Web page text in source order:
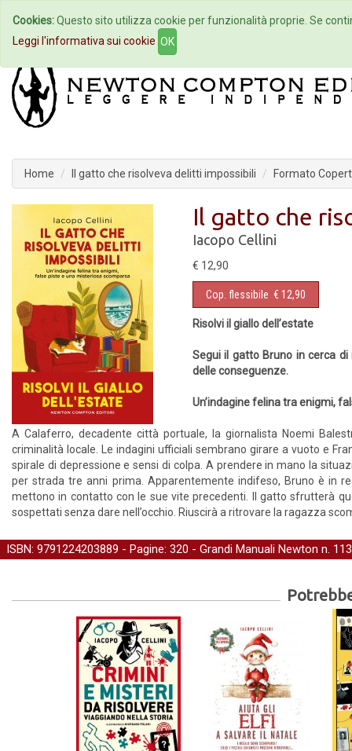
Home Autori Eventi
Home Il gatto che risolveva delitti impossibili Formato
Il gatto che
Iacopo Cellini
€ 12,90
Cop. flessibile € 12,90
Risolvi il giallo dell’estate
Segui il gatto Bruno in cerca
delle conseguenze.
Un’indagine felina tra enigmi,
A Calaferro, decadente città portuale, la giornalista Noemi
criminalità locale. Le indagini ufficiali sembrano girare a vuoto e
spirale di depressione e sensi di colpa. A prendere in mano la
per strada tre anni prima. Apparentemente indifeso, Bruno è in
mettono in contatto con le sue vite precedenti. Il gatto sfrutterà
sospettati senza dare nell’occhio. Riuscirà a ritrovare la ragazza
ISBN: 9791224203889 - Pagine: 320 - Grandi Manuali Newton n.
Cookies:Questo sito utilizza cookie per funzionalità proprie. Se
Leggi l'informativa sui cookie OK